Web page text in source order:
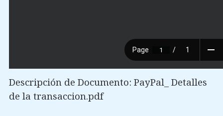
Descripción de Documento: PayPal_ Detalles
de la transaccion.pdf